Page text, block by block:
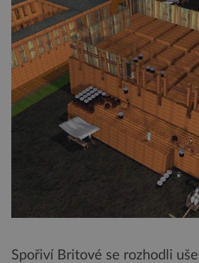
Spořiví Britové se rozhodli